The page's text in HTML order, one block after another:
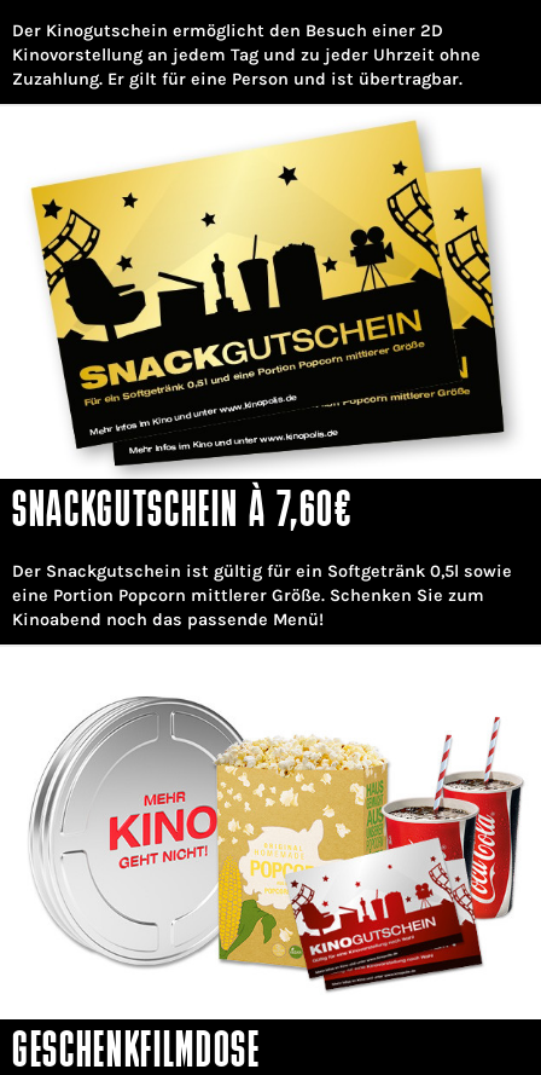
Der Kinogutschein ermöglicht den Besuch einer 2D
Kinovorstellung an jedem Tag und zu jeder Uhrzeit ohne
Zuzahlung. Er gilt für eine Person und ist übertragbar.
SNACKGUTSCHEIN À 7,60€
Der Snackgutschein ist gültig für ein Softgetränk 0,5l sowie
eine Portion Popcorn mittlerer Größe. Schenken Sie zum
Kinoabend noch das passende Menü!
GESCHENKFILMDOSE